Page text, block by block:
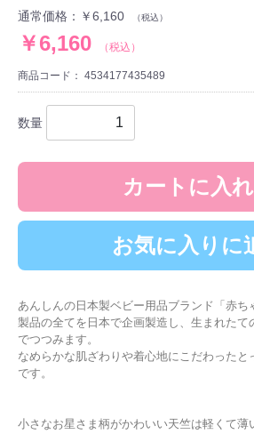
通常価格：￥6,160 （税込）
￥6,160 （税込）
商品コード： 4534177435489
数量
カートに入
お気に入りに
あんしんの日本製ベビー用品ブランド「赤ち
製品の全てを日本で企画製造し、生まれたて
でつつみます。
なめらかな肌ざわりや着心地にこだわったと
です。
小さなお星さま柄がかわいい天竺は軽くて薄